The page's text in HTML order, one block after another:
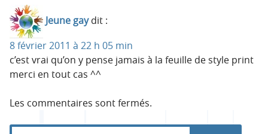
Jeune gay dit :
8 février 2011 à 22 h 05 min
c’est vrai qu’on y pense jamais à la feuille de style print
merci en tout cas ^^
Les commentaires sont fermés.
R
d